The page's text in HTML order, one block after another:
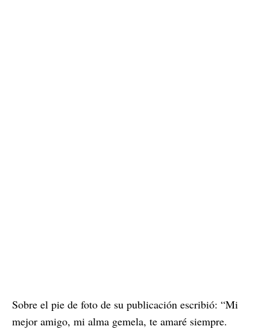
Sobre el pie de foto de su publicación escribió: “Mi
mejor amigo, mi alma gemela, te amaré siempre.